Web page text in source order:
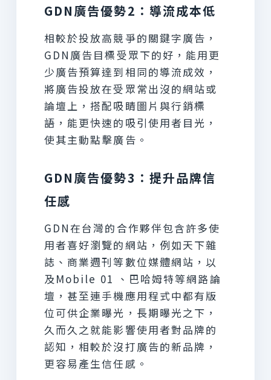
GDN廣告優勢2：導流成本低
相較於投放高競爭的關鍵字廣告，
GDN廣告目標受眾下的好，能用更
少廣告預算達到相同的導流成效，
將廣告投放在受眾常出沒的網站或
論壇上，搭配吸睛圖片與行銷標
語，能更快速的吸引使用者目光，
使其主動點擊廣告。
GDN廣告優勢3：提升品牌信
任感
GDN在台灣的合作夥伴包含許多使
用者喜好瀏覽的網站，例如天下雜
誌、商業週刊等數位媒體網站，以
及Mobile 01 、巴哈姆特等網路論
壇，甚至連手機應用程式中都有版
位可供企業曝光，長期曝光之下，
久而久之就能影響使用者對品牌的
認知，相較於沒打廣告的新品牌，
更容易產生信任感。